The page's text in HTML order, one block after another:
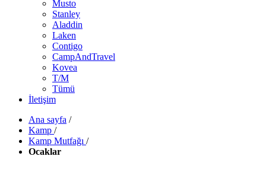
Musto
Stanley
Aladdin
Laken
Contigo
CampAndTravel
Kovea
T/M
Tümü
İletişim
Ana sayfa /
Kamp /
Kamp Mutfağı /
Ocaklar